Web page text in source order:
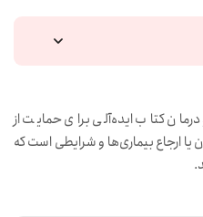
کتاب ایده‌آلی برای حمایت از
ارجاع بیماری‌ها و شرایطی است که